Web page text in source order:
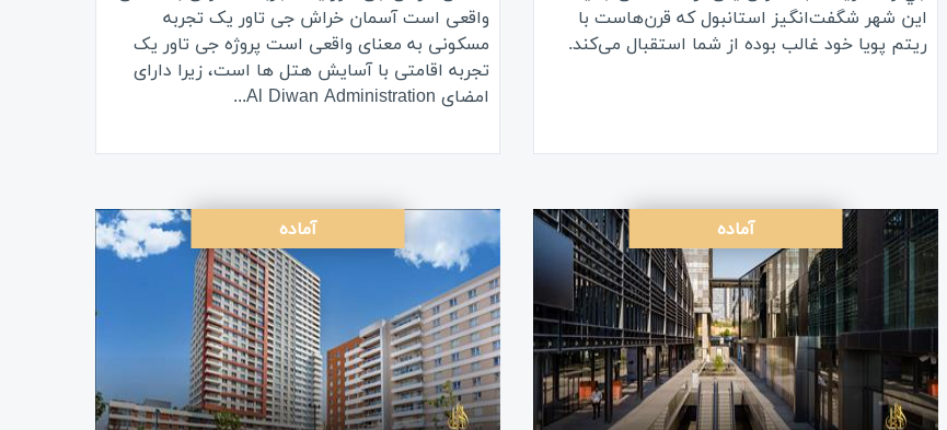
این شهر شگفت‌انگیز استانبول که قرن‌هاست با
ریتم پویا خود غالب بوده از شما استقبال می‌کند.
واقعی است آسمان خراش جی تاور یک تجربه
مسکونی به معنای واقعی است پروژه جی تاور یک
تجربه اقامتی با آسایش هتل ها است، زیرا دارای
امضای Al Diwan Administration...
آماده آماده